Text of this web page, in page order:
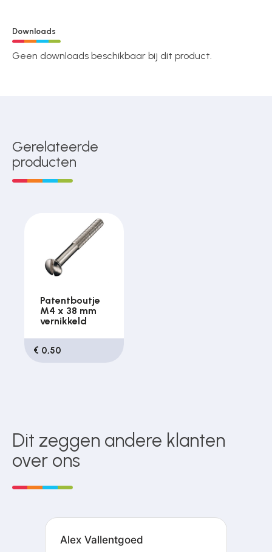
Downloads
Geen downloads beschikbaar bij dit product.
Gerelateerde
producten
Patentboutje
M4 x 38 mm
vernikkeld
€ 0,50
Dit zeggen andere klanten
over ons